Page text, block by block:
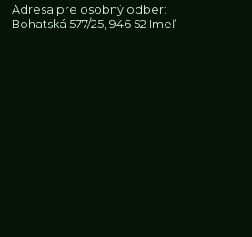
Adresa pre osobný odber:
Bohatská 577/25, 946 52 Imeľ